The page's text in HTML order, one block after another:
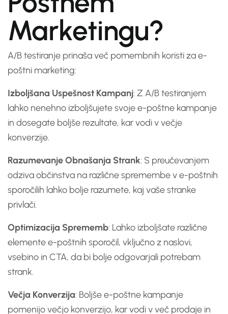
Marketingu?
A/B testiranje prinaša več pomembnih koristi za e-
poštni marketing:
Izboljšana Uspešnost Kampanj: Z A/B testiranjem
lahko nenehno izboljšujete svoje e-poštne kampanje
in dosegate boljše rezultate, kar vodi v večje
konverzije.
Razumevanje Obnašanja Strank: S preučevanjem
odziva občinstva na različne spremembe v e-poštnih
sporočilih lahko bolje razumete, kaj vaše stranke
privlači.
Optimizacija Sprememb: Lahko izboljšate različne
elemente e-poštnih sporočil, vključno z naslovi,
vsebino in CTA, da bi bolje odgovarjali potrebam
strank.
Večja Konverzija: Boljše e-poštne kampanje
pomenijo večjo konverzijo, kar vodi v več prodaje in